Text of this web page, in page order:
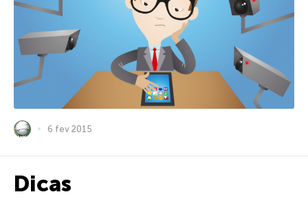
6 fev 2015
Dicas